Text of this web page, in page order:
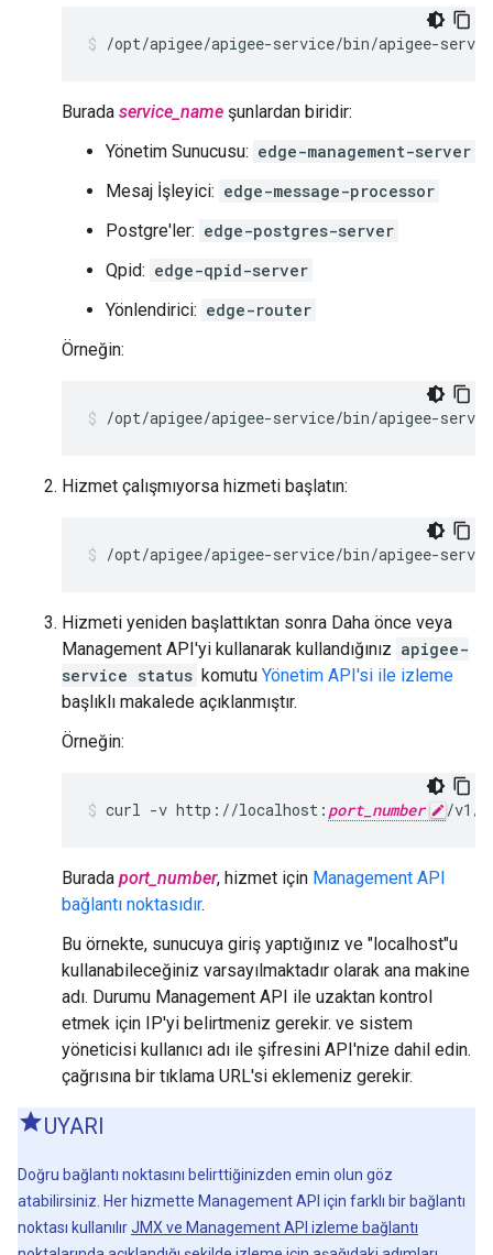
/opt/apigee/apigee-service/bin/apigee-
Burada service_name şunlardan biridir:
Yönetim Sunucusu: edge-management-server
Mesaj İşleyici: edge-message-processor
Postgre'ler: edge-postgres-server
Qpid: edge-qpid-server
Yönlendirici: edge-router
Örneğin:
/opt/apigee/apigee-service/bin/apigee-
Hizmet çalışmıyorsa hizmeti başlatın:
/opt/apigee/apigee-service/bin/apigee-
Hizmeti yeniden başlattıktan sonra Daha önce veya
Management API'yi kullanarak kullandığınız apigee-
service status komutu Yönetim API'si ile izleme
başlıklı makalede açıklanmıştır.
Örneğin:
curl -v http://localhost: port_number /v1/
Burada port_number, hizmet için Management API
bağlantı noktasıdır.
Bu örnekte, sunucuya giriş yaptığınız ve "localhost"u
kullanabileceğiniz varsayılmaktadır olarak ana makine
adı. Durumu Management API ile uzaktan kontrol
etmek için IP'yi belirtmeniz gerekir. ve sistem
yöneticisi kullanıcı adı ile şifresini API'nize dahil edin.
çağrısına bir tıklama URL'si eklemeniz gerekir.
UYARI
Doğru bağlantı noktasını belirttiğinizden emin olun göz
atabilirsiniz. Her hizmette Management API için farklı bir bağlantı
noktası kullanılırJMX ve Management API izleme bağlantı